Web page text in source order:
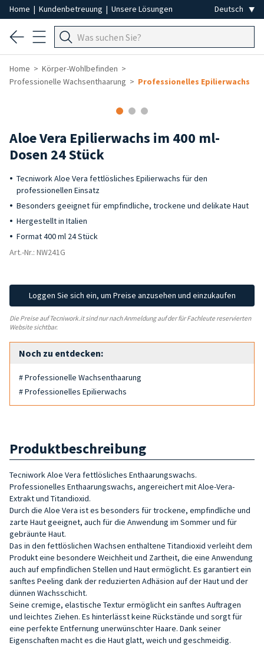
Home | Kundenbetreuung | Unsere Lösungen
Home
Körper-Wohlbefinden
Professionelle Wachsenthaarung
Professionelles Epilierwachs
Aloe Vera Epilierwachs im 400 ml-
Dosen 24 Stück
Tecniwork Aloe Vera fettlösliches Epilierwachs für den
professionellen Einsatz
Besonders geeignet für empfindliche, trockene und delikate Haut
Hergestellt in Italien
Format 400 ml 24 Stück
Art.-Nr.: NW241G
Loggen Sie sich ein, um Preise anzusehen und einzukaufen
Die Preise auf Tecniwork.it sind nur nach Anmeldung auf der für Fachleute reservierten
Website sichtbar.
Noch zu entdecken:
# Professionelle Wachsenthaarung
# Professionelles Epilierwachs
Produktbeschreibung
Tecniwork Aloe Vera fettlösliches Enthaarungswachs.
Professionelles Enthaarungswachs, angereichert mit Aloe-Vera-
Extrakt und Titandioxid.
Durch die Aloe Vera ist es besonders für trockene, empfindliche und
zarte Haut geeignet, auch für die Anwendung im Sommer und für
gebräunte Haut.
Das in den fettlöslichen Wachsen enthaltene Titandioxid verleiht dem
Produkt eine besondere Weichheit und Zartheit, die eine Anwendung
auch auf empfindlichen Stellen und Haut ermöglicht. Es garantiert ein
sanftes Peeling dank der reduzierten Adhäsion auf der Haut und der
dünnen Wachsschicht.
Seine cremige, elastische Textur ermöglicht ein sanftes Auftragen
und leichtes Ziehen. Es hinterlässt keine Rückstände und sorgt für
eine perfekte Entfernung unerwünschter Haare. Dank seiner
Eigenschaften macht es die Haut glatt, weich und geschmeidig.